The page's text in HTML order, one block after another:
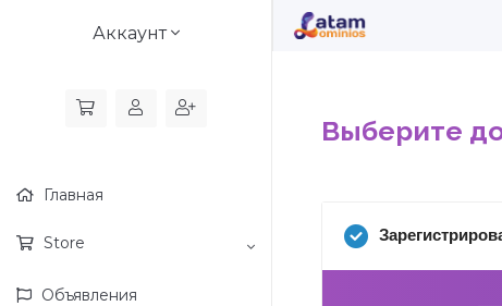
Аккаунт
Главная
Store
Объявления
Выберите